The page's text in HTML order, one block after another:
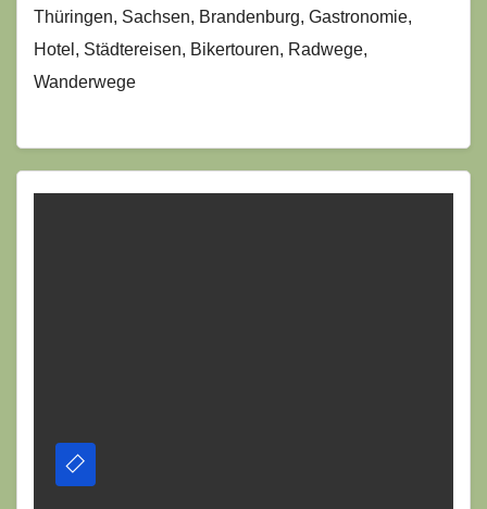
Thüringen, Sachsen, Brandenburg, Gastronomie,
Hotel, Städtereisen, Bikertouren, Radwege,
Wanderwege